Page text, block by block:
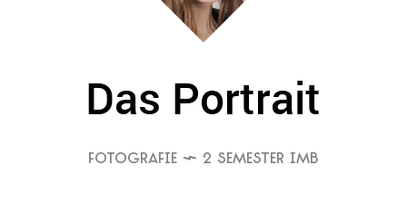
Das Portrait
FOTOGRAFIE  2 SEMESTER IMB